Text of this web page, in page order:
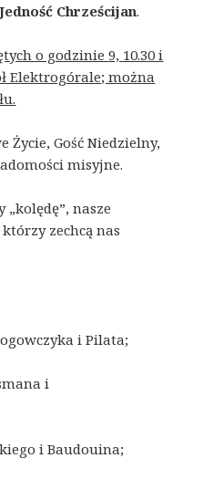
Chrześcijan.
o godzinie 9, 10.30 i
Elektrogórale; można
Życie, Gość Niedzielny,
misyjne.
nasze
zechcą nas
i Pilata;
i
i Baudouina;